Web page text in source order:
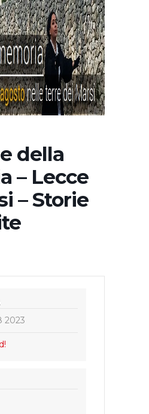
della
– Lecce
– Storie
2023